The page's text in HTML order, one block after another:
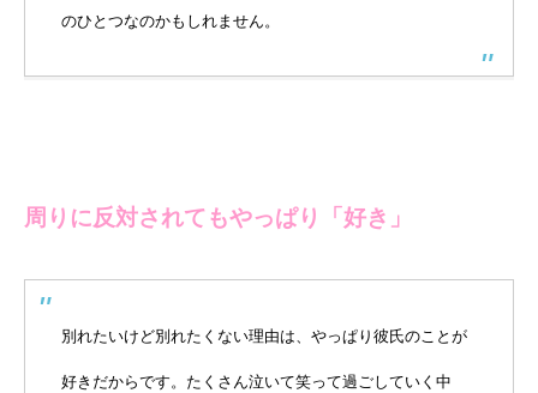
のひとつなのかもしれません。
周りに反対されてもやっぱり「好き」
別れたいけど別れたくない理由は、やっぱり彼氏のことが
好きだからです。たくさん泣いて笑って過ごしていく中